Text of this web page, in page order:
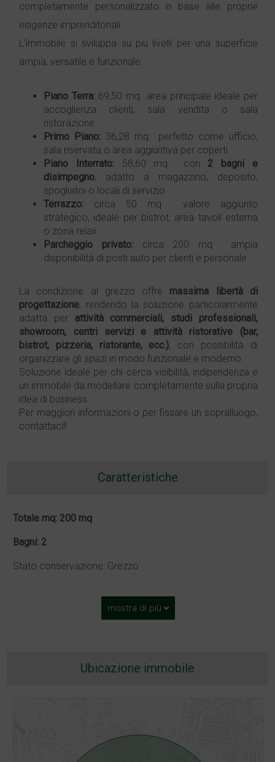
completamente personalizzato in base alle proprie
esigenze imprenditoriali.
L'immobile si sviluppa su più livelli per una superficie
ampia, versatile e funzionale:
Piano Terra:69,50 mq  area principale ideale per
accoglienza clienti, sala vendita o sala
ristorazione
Primo Piano: 36,28 mq  perfetto come ufficio,
sala riservata o area aggiuntiva per coperti
Piano Interrato:58,60 mq  con 2 bagni e
disimpegno, adatto a magazzino, deposito,
spogliatoi o locali di servizio
Terrazzo: circa 50 mq  valore aggiunto
strategico, ideale per bistrot, area tavoli esterna
o zona relax
Parcheggio privato:circa 200 mq  ampia
disponibilità di posti auto per clienti e personale
La condizione al grezzo offre massima libertà di
progettazione, rendendo la soluzione particolarmente
adatta per attività commerciali, studi professionali,
showroom, centri servizi e attività ristorative (bar,
bistrot, pizzeria, ristorante, ecc.), con possibilità di
organizzare gli spazi in modo funzionale e moderno.
Soluzione ideale per chi cerca visibilità, indipendenza e
un immobile da modellare completamente sulla propria
idea di business.
Per maggiori informazioni o per fissare un sopralluogo,
contattaci!!
Caratteristiche
Totale mq: 200 mq
Bagni: 2
Stato conservazione: Grezzo
mostra di più
Ubicazione immobile